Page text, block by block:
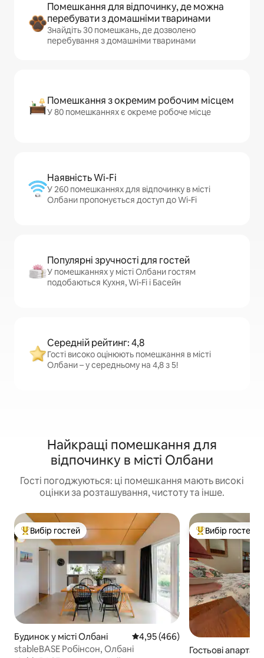
Помешкання для відпочинку, де можна
перебувати з домашніми тваринами
Знайдіть 30 помешкань, де дозволено
перебування з домашніми тваринами
Помешкання з окремим робочим місцем
У 80 помешканнях є окреме робоче місце
Наявність Wi-Fi
У 260 помешканнях для відпочинку в місті
Олбани пропонується доступ до Wi-Fi
Популярні зручності для гостей
У помешканнях у місті Олбани гостям
подобаються Кухня, Wi-Fi і Басейн
Середній рейтинг: 4,8
Гості високо оцінюють помешкання в місті
Олбани – у середньому на 4,8 з 5!
Найкращі помешкання для
відпочинку в місті Олбани
Гості погоджуються: ці помешкання мають високі
оцінки за розташування, чистоту та інше.
Топ вибір гостей
Вибір гостей
Будинок у місті Олбані Середня оцінка: 4,95 з 5,
4,95 (466)
stableBASE Робінсон, Олбані
Топ вибір гостей
Вибір гостей
Гостьові